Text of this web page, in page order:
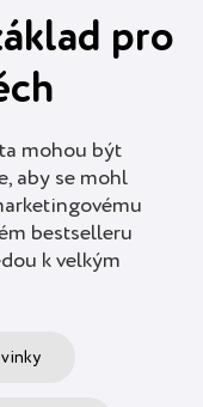
pro
mohou být
aby se mohl
bestselleru
k velkým